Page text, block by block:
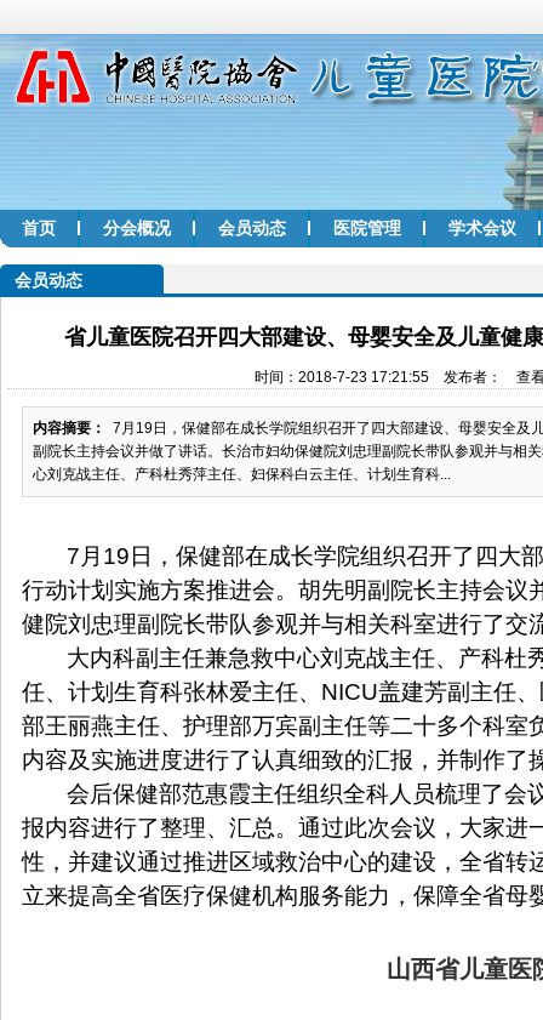
首页 分会概况 会员动态 医院管理 学术会议
会员动态
省儿童医院召开四大部建设、母婴安全及儿童健
时间：2018-7-23 17:21:55 发布者： 查
内容摘要：
7月19日，保健部在成长学院组织召开了四大部建设、母婴安全及
副院长主持会议并做了讲话。长治市妇幼保健院刘忠理副院长带队参观并与相
心刘克战主任、产科杜秀萍主任、妇保科白云主任、计划生育科...
7 月 19 日，保健部在成长学院组织召开了四大
行动计划实施方案推进会。胡先明副院长主持会议
健院刘忠理副院长带队参观并与相关科室进行了交
大内科副主任兼急救中心刘克战主任、产科杜
任、计划生育科张林爱主任、 NICU盖建芳副主任
部王丽燕主任、护理部万宾副主任等二十多个科室
内容及实施进度进行了认真细致的汇报，并制作了
会后保健部范惠霞主任组织全科人员梳理了会
报内容进行了整理、汇总。通过此次会议，大家进
性，并建议通过推进区域救治中心的建设，全省转
立来提高全省医疗保健机构服务能力，保障全省母
山西省儿童医